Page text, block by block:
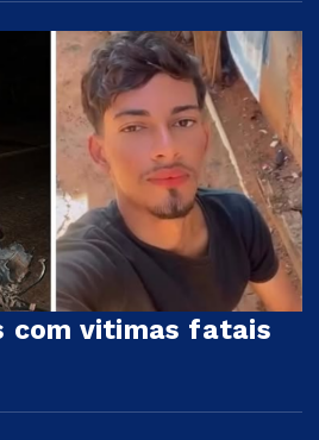
com vitimas fatais